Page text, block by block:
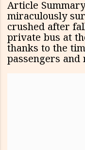
Article
miraculously
crushed after
private bus at
thanks to the
passengers and